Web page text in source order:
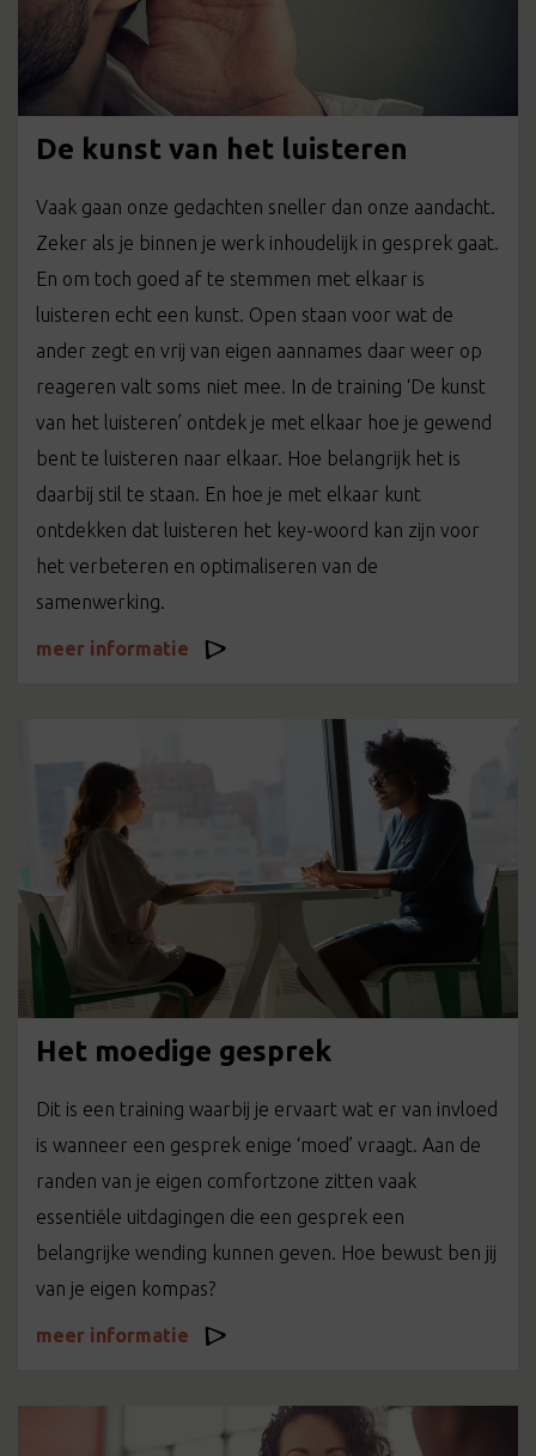
De kunst van het luisteren
Vaak gaan onze gedachten sneller dan onze aandacht.
Zeker als je binnen je werk inhoudelijk in gesprek gaat.
En om toch goed af te stemmen met elkaar is
luisteren echt een kunst. Open staan voor wat de
ander zegt en vrij van eigen aannames daar weer op
reageren valt soms niet mee. In de training ‘De kunst
van het luisteren’ ontdek je met elkaar hoe je gewend
bent te luisteren naar elkaar. Hoe belangrijk het is
daarbij stil te staan. En hoe je met elkaar kunt
ontdekken dat luisteren het key-woord kan zijn voor
het verbeteren en optimaliseren van de
samenwerking.
meer informatie
Het moedige gesprek
Dit is een training waarbij je ervaart wat er van invloed
is wanneer een gesprek enige ‘moed’ vraagt. Aan de
randen van je eigen comfortzone zitten vaak
essentiële uitdagingen die een gesprek een
belangrijke wending kunnen geven. Hoe bewust ben jij
van je eigen kompas?
meer informatie